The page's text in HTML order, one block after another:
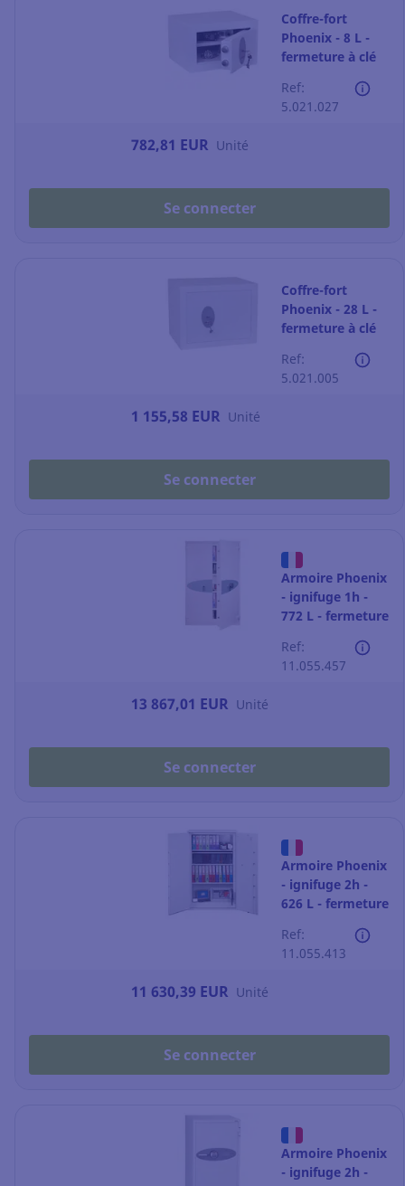
Coffre-fort
Phoenix - 8 L -
fermeture à clé
Ref:
5.021.027
782,81 EUR Unité
Se connecter
Coffre-fort
Phoenix - 28 L -
fermeture à clé
Ref:
5.021.005
1 155,58 EUR Unité
Se connecter
Armoire Phoenix
- ignifuge 1h -
772 L - fermeture
Ref:
11.055.457
13 867,01 EUR Unité
Se connecter
Armoire Phoenix
- ignifuge 2h -
626 L - fermeture
Ref:
11.055.413
11 630,39 EUR Unité
Se connecter
Armoire Phoenix
- ignifuge 2h -